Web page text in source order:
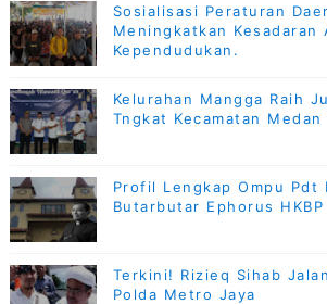
Sosialisasi Peraturan
Meningkatkan Kesadaran
Kependudukan.
Kelurahan Mangga Raih
Tngkat Kecamatan
Profil Lengkap Ompu Pdt
Butarbutar Ephorus HKBP
Terkini! Rizieq Sihab
Polda Metro Jaya